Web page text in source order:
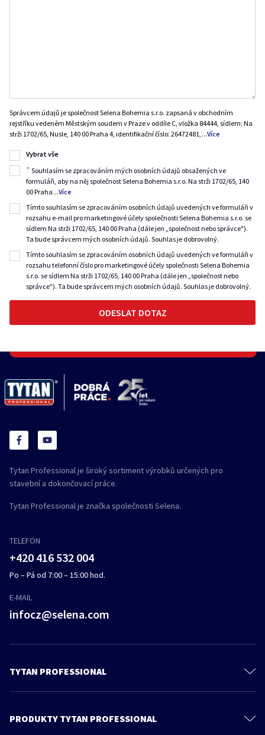
Správcem údajů je společnost Selena Bohemia s.r.o. zapsaná v obchodním
rejstříku vedeném Městským soudem v Praze v oddíle C, vložka 84444, sídlem: Na
strži 1702/65, Nusle, 140 00 Praha 4, identifikační číslo: 26472481, ...Více
Vybrat vše
* Souhlasím se zpracováním mých osobních údajů obsažených ve
formuláři, aby na něj společnost Selena Bohemia s.r.o. Na strži 1702/65, 140
00 Praha ...Více
Tímto souhlasím se zpracováním osobních údajů uvedených ve formuláři v
rozsahu e-mail pro marketingové účely společnosti Selena Bohemia s.r.o. se
sídlem Na strži 1702/65, 140 00 Praha (dále jen „společnost nebo správce").
Ta bude správcem mých osobních údajů. Souhlas je dobrovolný.
Tímto souhlasím se zpracováním osobních údajů uvedených ve formuláři v
rozsahu telefonní číslo pro marketingové účely společnosti Selena Bohemia
s.r.o. se sídlem Na strži 1702/65, 140 00 Praha (dále jen „společnost nebo
správce"). Ta bude správcem mých osobních údajů. Souhlas je dobrovolný.
Tytan Professional je široký sortiment výrobků určených pro
stavební a dokončovací práce.
Tytan Professional je značka společnosti Selena.
TELEFON
+420 416 532 004
Po – Pá od 7:00 – 15:00 hod.
E-MAIL
infocz@selena.com
TYTAN PROFESSIONAL
Kontaktujte nás
PRODUKTY TYTAN PROFESSIONAL